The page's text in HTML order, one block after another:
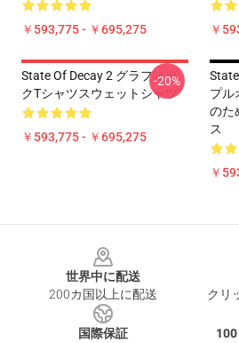
￥593,775 - ￥695,275 ￥
State Of Decay 2 グラフィッ
クTシャツスウェットシャツ
￥593,775 - ￥695,275
-20%
プル
のた
ス
￥
世界中に配送
200カ国以上に配送
クリ
国際保証